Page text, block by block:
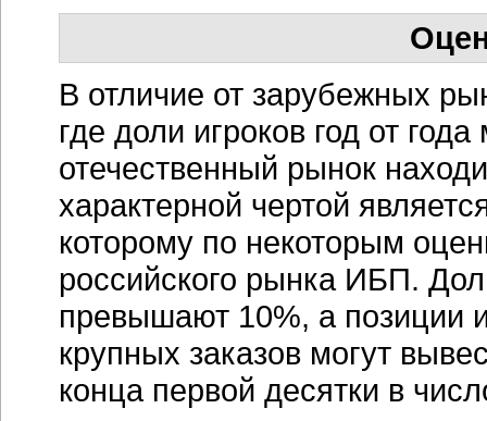
В отличие от зарубежных
где доли игроков год от
отечественный рынок
характерной чертой
которому по некоторым
российского рынка ИБП.
превышают 10%, а позиции
крупных заказов могут
конца первой десятки в